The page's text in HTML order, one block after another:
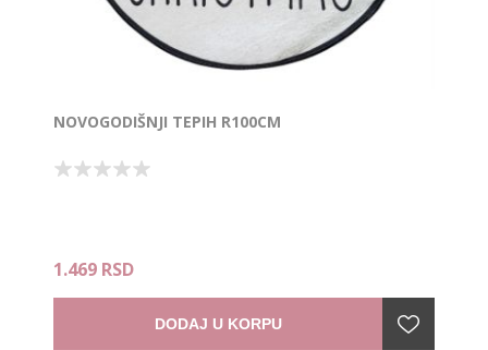
NOVOGODIŠNJI TEPIH R100CM
1.469 RSD
DODAJ U KORPU